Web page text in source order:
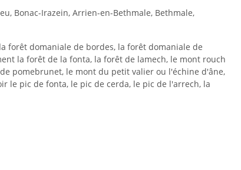
Bonac-Irazein, Arrien-en-Bethmale, Bethmale,
forêt domaniale de bordes, la forêt domaniale de
la forêt de la fonta, la forêt de lamech, le mont rouch
pomebrunet, le mont du petit valier ou l'échine d'âne,
le pic de fonta, le pic de cerda, le pic de l'arrech, la